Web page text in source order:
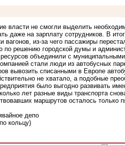
власти не смогли выделить
даже на зарплату сотрудников. В
из-за чего пассажиры
по решению городской думы и
объединили с
стали люди из автобусных
вывозить списанными в Европе
не хватало, а подобные
было выгодно развивать
лет разные виды транспорта
маршрутов осталось только
депо
кольцу)